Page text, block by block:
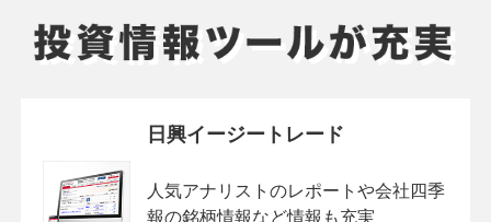
日興イージートレード
人気アナリストのレポートや会社四季
報の銘柄情報など情報も充実